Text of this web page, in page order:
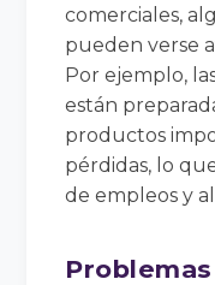
comerciales,
pueden verse
Por ejemplo,
están
productos
pérdidas, lo
de empleos y